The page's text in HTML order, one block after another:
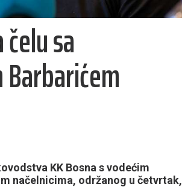
sa
KK Bosna s vodećim
načelnicima, održanog u četvrtak,